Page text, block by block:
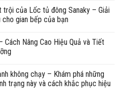
trội của Lốc tủ đông Sanaky – Giải
gian bếp của bạn
Cách Nâng Cao Hiệu Quả và Tiết
không chạy – Khám phá những
trạng này và cách khắc phục hiệu